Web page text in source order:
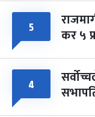
५ कर ५
४